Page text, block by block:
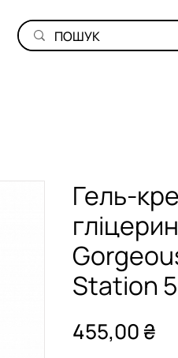
Гель-
Station
455,00 ₴